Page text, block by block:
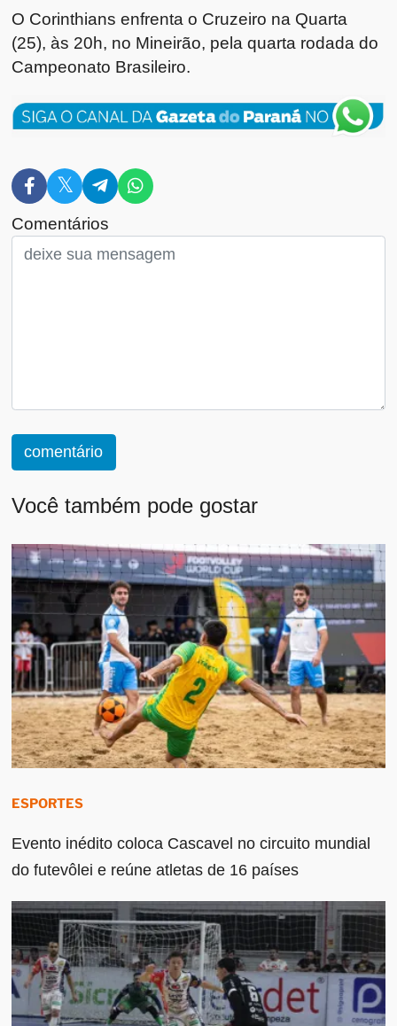
O Corinthians enfrenta o Cruzeiro na Quarta
(25), às 20h, no Mineirão, pela quarta rodada do
Campeonato Brasileiro.
Comentários
comentário
Você também pode gostar
ESPORTES
Evento inédito coloca Cascavel no circuito mundial
do futevôlei e reúne atletas de 16 países